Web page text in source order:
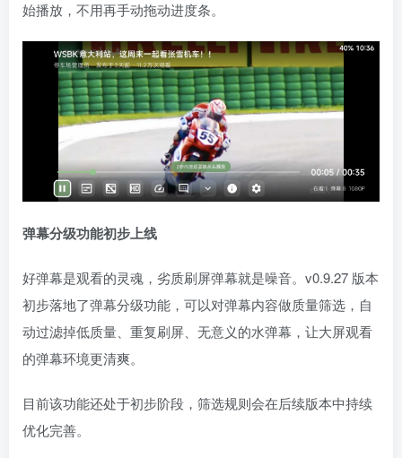
始播放，不用再手动拖动进度条。
弹幕分级功能初步上线
好弹幕是观看的灵魂，劣质刷屏弹幕就是噪音。v0.9.27 版本
初步落地了弹幕分级功能，可以对弹幕内容做质量筛选，自
动过滤掉低质量、重复刷屏、无意义的水弹幕，让大屏观看
的弹幕环境更清爽。
目前该功能还处于初步阶段，筛选规则会在后续版本中持续
优化完善。